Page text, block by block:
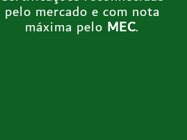
pelo mercado e com nota
máxima pelo MEC.